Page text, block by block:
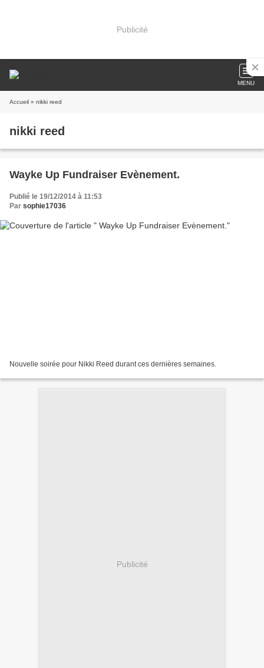
Publicité
MENU
Accueil » nikki reed
nikki reed
Wayke Up Fundraiser Evènement.
Publié le 19/12/2014 à 11:53
Par sophie17036
Nouvelle soirée pour Nikki Reed durant ces dernières semaines.
Publicité